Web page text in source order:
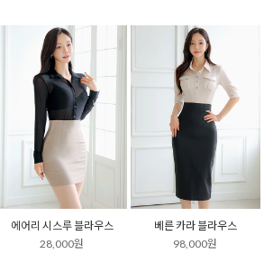
에어리 시스루 블라우스
28,000원
베른 카라 블라우스
98,000원